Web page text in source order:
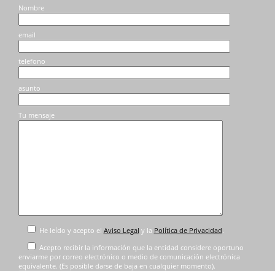
de
producto
de
producto
Nombre
email
telefono
asunto
Tu mensaje
He leído y acepto el Aviso Legal y la Política de Privacidad.
Acepto recibir la información que la entidad considere oportuno
enviarme por correo electrónico o medio de comunicación electrónica
equivalente. (Es posible darse de baja en cualquier momento).